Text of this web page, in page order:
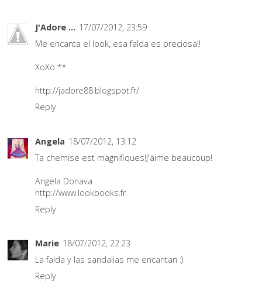
J'Adore ... 17/07/2012, 23:59
Me encanta el look, esa falda es preciosa!!
XoXo **
http://jadore88.blogspot.fr/
Reply
Angela 18/07/2012, 13:12
Ta chemise est magnifiques!J'aime beaucoup!
Angela Donava
http://www.lookbooks.fr
Reply
Marie 18/07/2012, 22:23
La falda y las sandalias me encantan :)
Reply